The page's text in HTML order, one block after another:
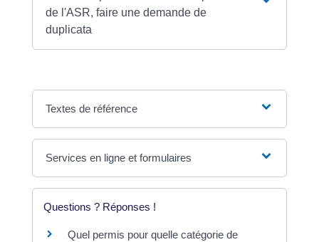
de l'ASR, faire une demande de
duplicata
Textes de référence
Services en ligne et formulaires
Questions ? Réponses !
Quel permis pour quelle catégorie de